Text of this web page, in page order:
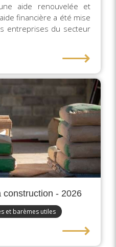
aide renouvelée et
financière a été mise
entreprises du secteur
⟶
construction - 2026
et barèmes utiles
⟶